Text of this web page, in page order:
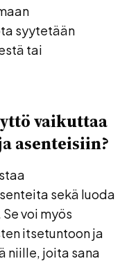
syytetään
tai
vaikuttaa
asenteisiin?
sekä luoda
voi myös
itsetuntoon ja
niille, joita sana